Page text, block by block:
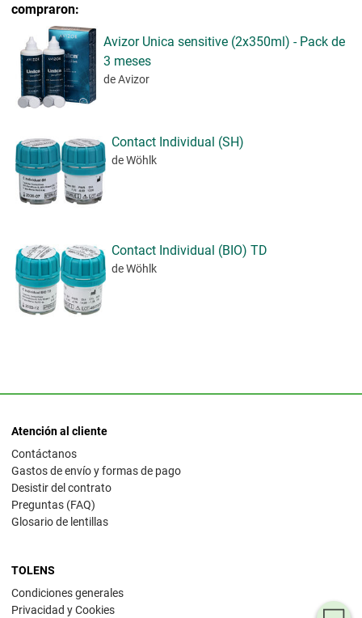
compraron:
Avizor Unica sensitive (2x350ml) - Pack de
3 meses
de Avizor
Contact Individual (SH)
de Wöhlk
Contact Individual (BIO) TD
de Wöhlk
Atención al cliente
Contáctanos
Gastos de envío y formas de pago
Desistir del contrato
Preguntas (FAQ)
Glosario de lentillas
TOLENS
Condiciones generales
Privacidad y Cookies